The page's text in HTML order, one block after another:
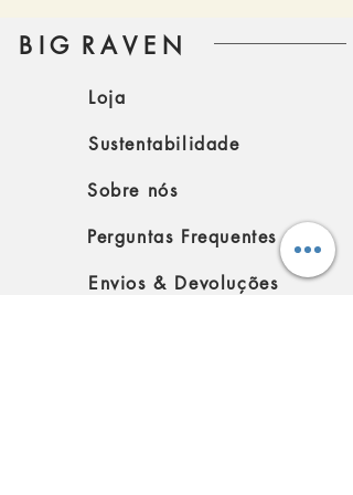
B I G R A V E N
Loja
Sustentabilidade
Sobre nós
Perguntas Frequentes
Envios & Devoluções